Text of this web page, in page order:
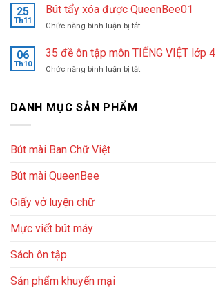
huyết
sáng
trung
tâm
luyện
sinh
nên
chọn
loại
cầm
máy
và
25
Th11
Bút tẩy xóa được QueenBee01
Chức năng bình luận bị tắtở
tẩy
được
06
Th10
35 đề ôn tập môn TIẾNG VIỆT lớp 4
Chức năng bình luận bị tắtở
DANH MỤC SẢN PHẨM
Bút mài Ban Chữ Việt
Bút mài QueenBee
Giấy vở luyện chữ
Mực viết bút máy
Sách ôn tập
Sản phẩm khuyến mại